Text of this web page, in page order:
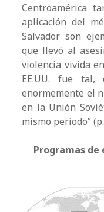
Centroamérica
aplicación del
Salvador son
que llevó al
violencia vivida
EE.UU. fue tal,
enormemente el
en la Unión
mismo periodo”
Programas